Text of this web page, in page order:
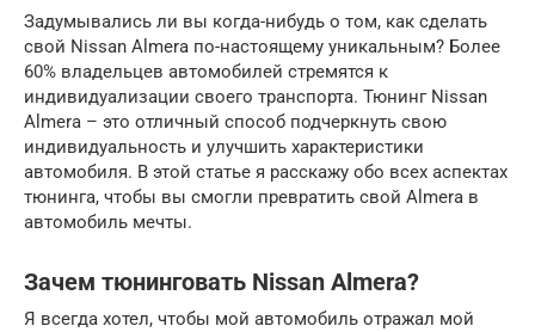
Задумывались ли вы когда-нибудь о том, как сделать
свой Nissan Almera по-настоящему уникальным? Более
60% владельцев автомобилей стремятся к
индивидуализации своего транспорта. Тюнинг Nissan
Almera – это отличный способ подчеркнуть свою
индивидуальность и улучшить характеристики
автомобиля. В этой статье я расскажу обо всех аспектах
тюнинга, чтобы вы смогли превратить свой Almera в
автомобиль мечты.
Зачем тюнинговать Nissan Almera?
Я всегда хотел, чтобы мой автомобиль отражал мой